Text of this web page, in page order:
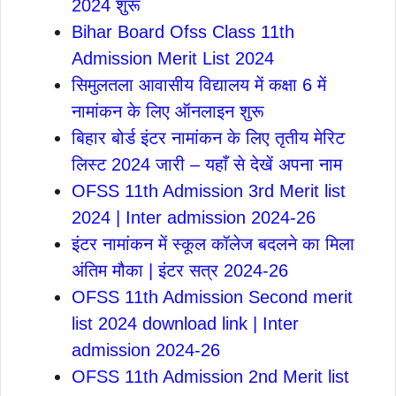
2024 शुरू
Bihar Board Ofss Class 11th
Admission Merit List 2024
सिमुलतला आवासीय विद्यालय में कक्षा 6 में
नामांकन के लिए ऑनलाइन शुरू
बिहार बोर्ड इंटर नामांकन के लिए तृतीय मेरिट
लिस्ट 2024 जारी – यहाँ से देखें अपना नाम
OFSS 11th Admission 3rd Merit list
2024 | Inter admission 2024-26
इंटर नामांकन में स्कूल कॉलेज बदलने का मिला
अंतिम मौका | इंटर सत्र 2024-26
OFSS 11th Admission Second merit
list 2024 download link | Inter
admission 2024-26
OFSS 11th Admission 2nd Merit list